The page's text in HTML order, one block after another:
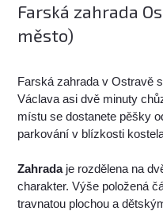
Farská zahrada
město)
Farská zahrada v Ostravě
Václava asi dvě minuty
místu se dostanete pěšky
parkování v blízkosti
Zahradaje rozdělena na
charakter. Výše položená
travnatou plochou a